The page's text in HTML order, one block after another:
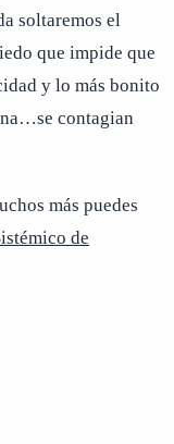
soltaremos el
que impide que
y lo más bonito
contagian
más puedes
de